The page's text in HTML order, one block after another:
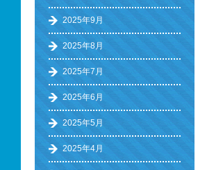
2025年9月
2025年8月
2025年7月
2025年6月
2025年5月
2025年4月